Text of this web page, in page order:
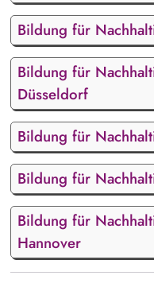
Bildung für
Bildung für
Düsseldorf
Bildung für
Bildung für
Bildung für
Hannover